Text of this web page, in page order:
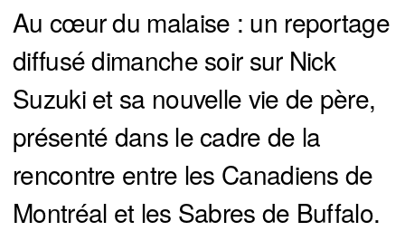
Au cœur du malaise : un reportage
diffusé dimanche soir sur Nick
Suzuki et sa nouvelle vie de père,
présenté dans le cadre de la
rencontre entre les Canadiens de
Montréal et les Sabres de Buffalo.